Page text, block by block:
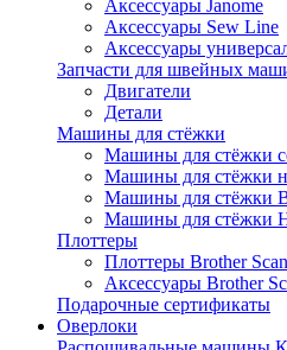
Аксессуары Janome
Аксессуары Sew Line
Аксессуары
Запчасти для швейных
Двигатели
Детали
Машины для стёжки
Машины для стёжки
Машины для стёжки
Машины для стёжки
Машины для стёжки
Плоттеры
Плоттеры Brother
Аксессуары Brother
Подарочные сертификаты
Оверлоки